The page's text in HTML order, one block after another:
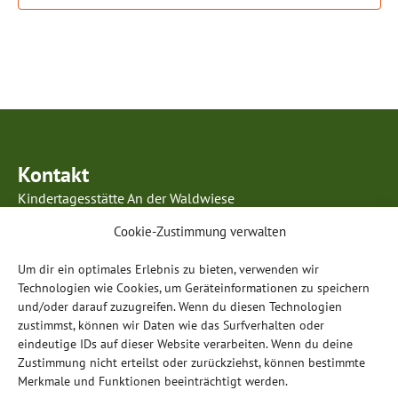
Cookie-Zustimmung verwalten
Um dir ein optimales Erlebnis zu bieten, verwenden wir
Technologien wie Cookies, um Geräteinformationen zu speichern
und/oder darauf zuzugreifen. Wenn du diesen Technologien
zustimmst, können wir Daten wie das Surfverhalten oder
eindeutige IDs auf dieser Website verarbeiten. Wenn du deine
Zustimmung nicht erteilst oder zurückziehst, können bestimmte
Merkmale und Funktionen beeinträchtigt werden.
Kontakt
Kindertagesstätte An der Waldwiese
Telefon: 0 60 28 / 99 85 96 5
E-Mail:info@anderwaldwiese-sulzbach.de
Öffnungszeiten
Montag – Donnerstag:
07.00 – 17.00 Uhr